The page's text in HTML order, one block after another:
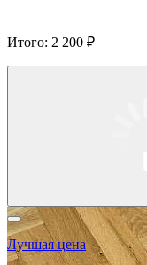
Итого: 2 200 ₽
Лучшая цена